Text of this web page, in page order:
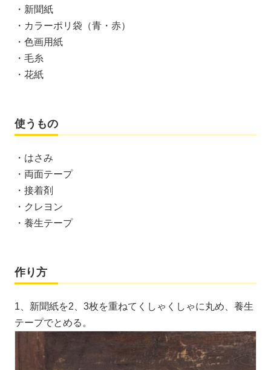
・新聞紙
・カラーポリ袋（青・赤）
・色画用紙
・毛糸
・花紙
使うもの
・はさみ
・両面テープ
・接着剤
・クレヨン
・養生テープ
作り方
1、新聞紙を2、3枚を重ねてくしゃくしゃに丸め、養生
テープでとめる。